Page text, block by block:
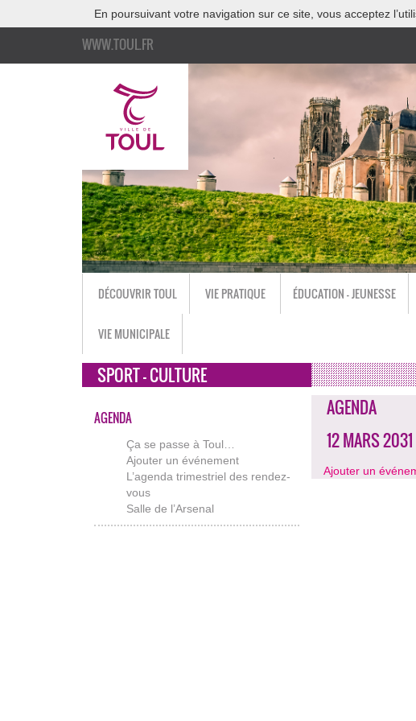
En poursuivant votre navigation sur ce site, vous acceptez
WWW.TOUL.FR
DÉCOUVRIR TOUL VIE PRATIQUE ÉDUCATION - JEUNESSE
VIE MUNICIPALE
SPORT - CULTURE
AGENDA
Ça se passe à Toul…
Ajouter un événement
L’agenda trimestriel des rendez-
vous
Salle de l’Arsenal
AGENDA
12 MARS 2031
Ajouter un